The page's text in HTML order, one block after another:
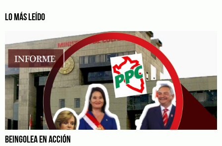
LO MÁS LEÍDO
BEINGOLEA EN ACCIÓN